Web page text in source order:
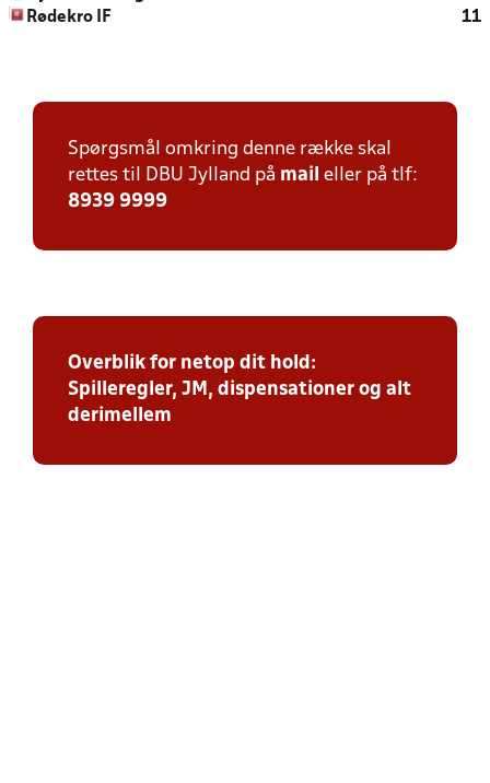
Rødekro IF
11
Spørgsmål omkring denne række skal
rettes til DBU Jylland på mail eller på tlf:
8939 9999
Overblik for netop dit hold:
Spilleregler, JM, dispensationer og alt
derimellem